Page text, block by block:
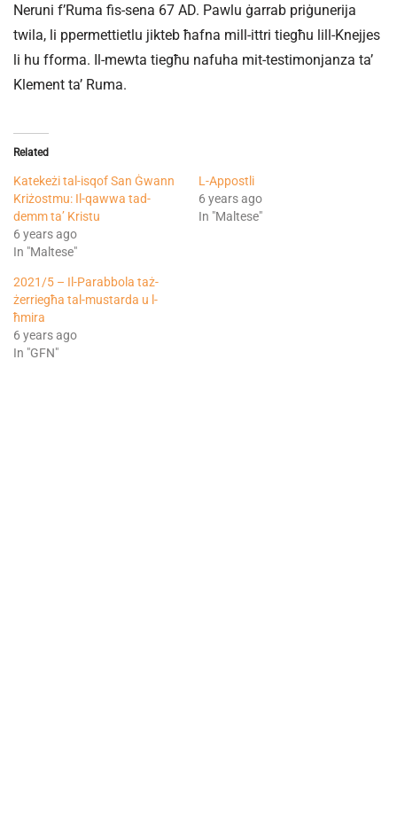
Neruni f’Ruma fis-sena 67 AD. Pawlu ġarrab priġunerija
twila, li ppermettietlu jikteb ħafna mill-ittri tiegħu lill-Knejjes
li hu fforma. Il-mewta tiegħu nafuha mit-testimonjanza ta’
Klement ta’ Ruma.
Related
Katekeżi tal-isqof San Ġwann
Kriżostmu: Il-qawwa tad-
demm ta’ Kristu
6 years ago
In "Maltese"
L-Appostli
6 years ago
In "Maltese"
2021/5 – Il-Parabbola taż-
żerriegħa tal-mustarda u l-
ħmira
6 years ago
In "GFN"